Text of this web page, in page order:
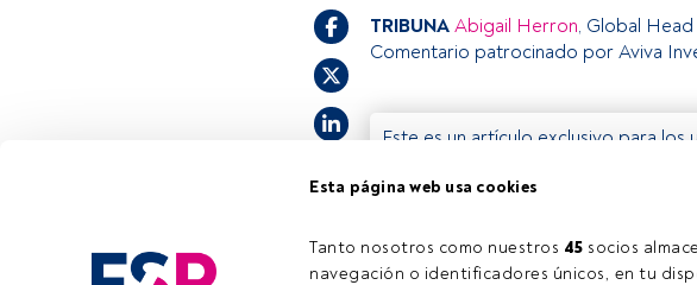
Esta página web usa cookies
Tanto nosotros como nuestros 45 socios
navegación o identificadores únicos, en tu
TRIBUNA Abigail Herron, Global
Comentario patrocinado por Aviva
Este es un artículo exclusivo para
invitamos a registrarte y disfrutar de